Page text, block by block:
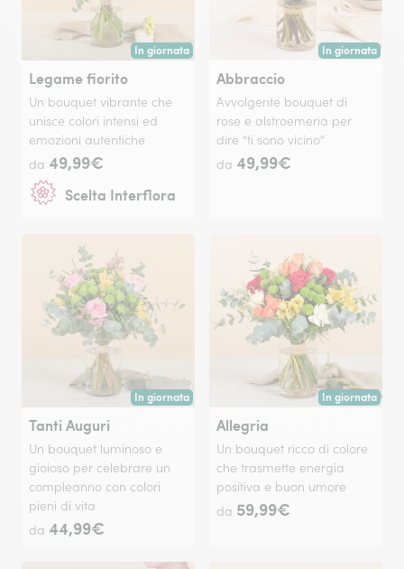
In giornata
Consegna disponibile oggi o in data a tua scelta.
Legame fiorito
Un bouquet vibrante che
unisce colori intensi ed
emozioni autentiche
da 49,99€
Scelta Interflora
In giornata
Consegna
Abbraccio
Avvolgente bouquet di
rose e alstroemeria per
dire “ti sono vicino”
da 49,99€
In giornata
Consegna disponibile oggi o in data a tua scelta.
Tanti Auguri
Un bouquet luminoso e
gioioso per celebrare un
compleanno con colori
pieni di vita
da 44,99€
In giornata
Consegna
Allegria
Un bouquet ricco di colore
che trasmette energia
positiva e buon umore
da 59,99€